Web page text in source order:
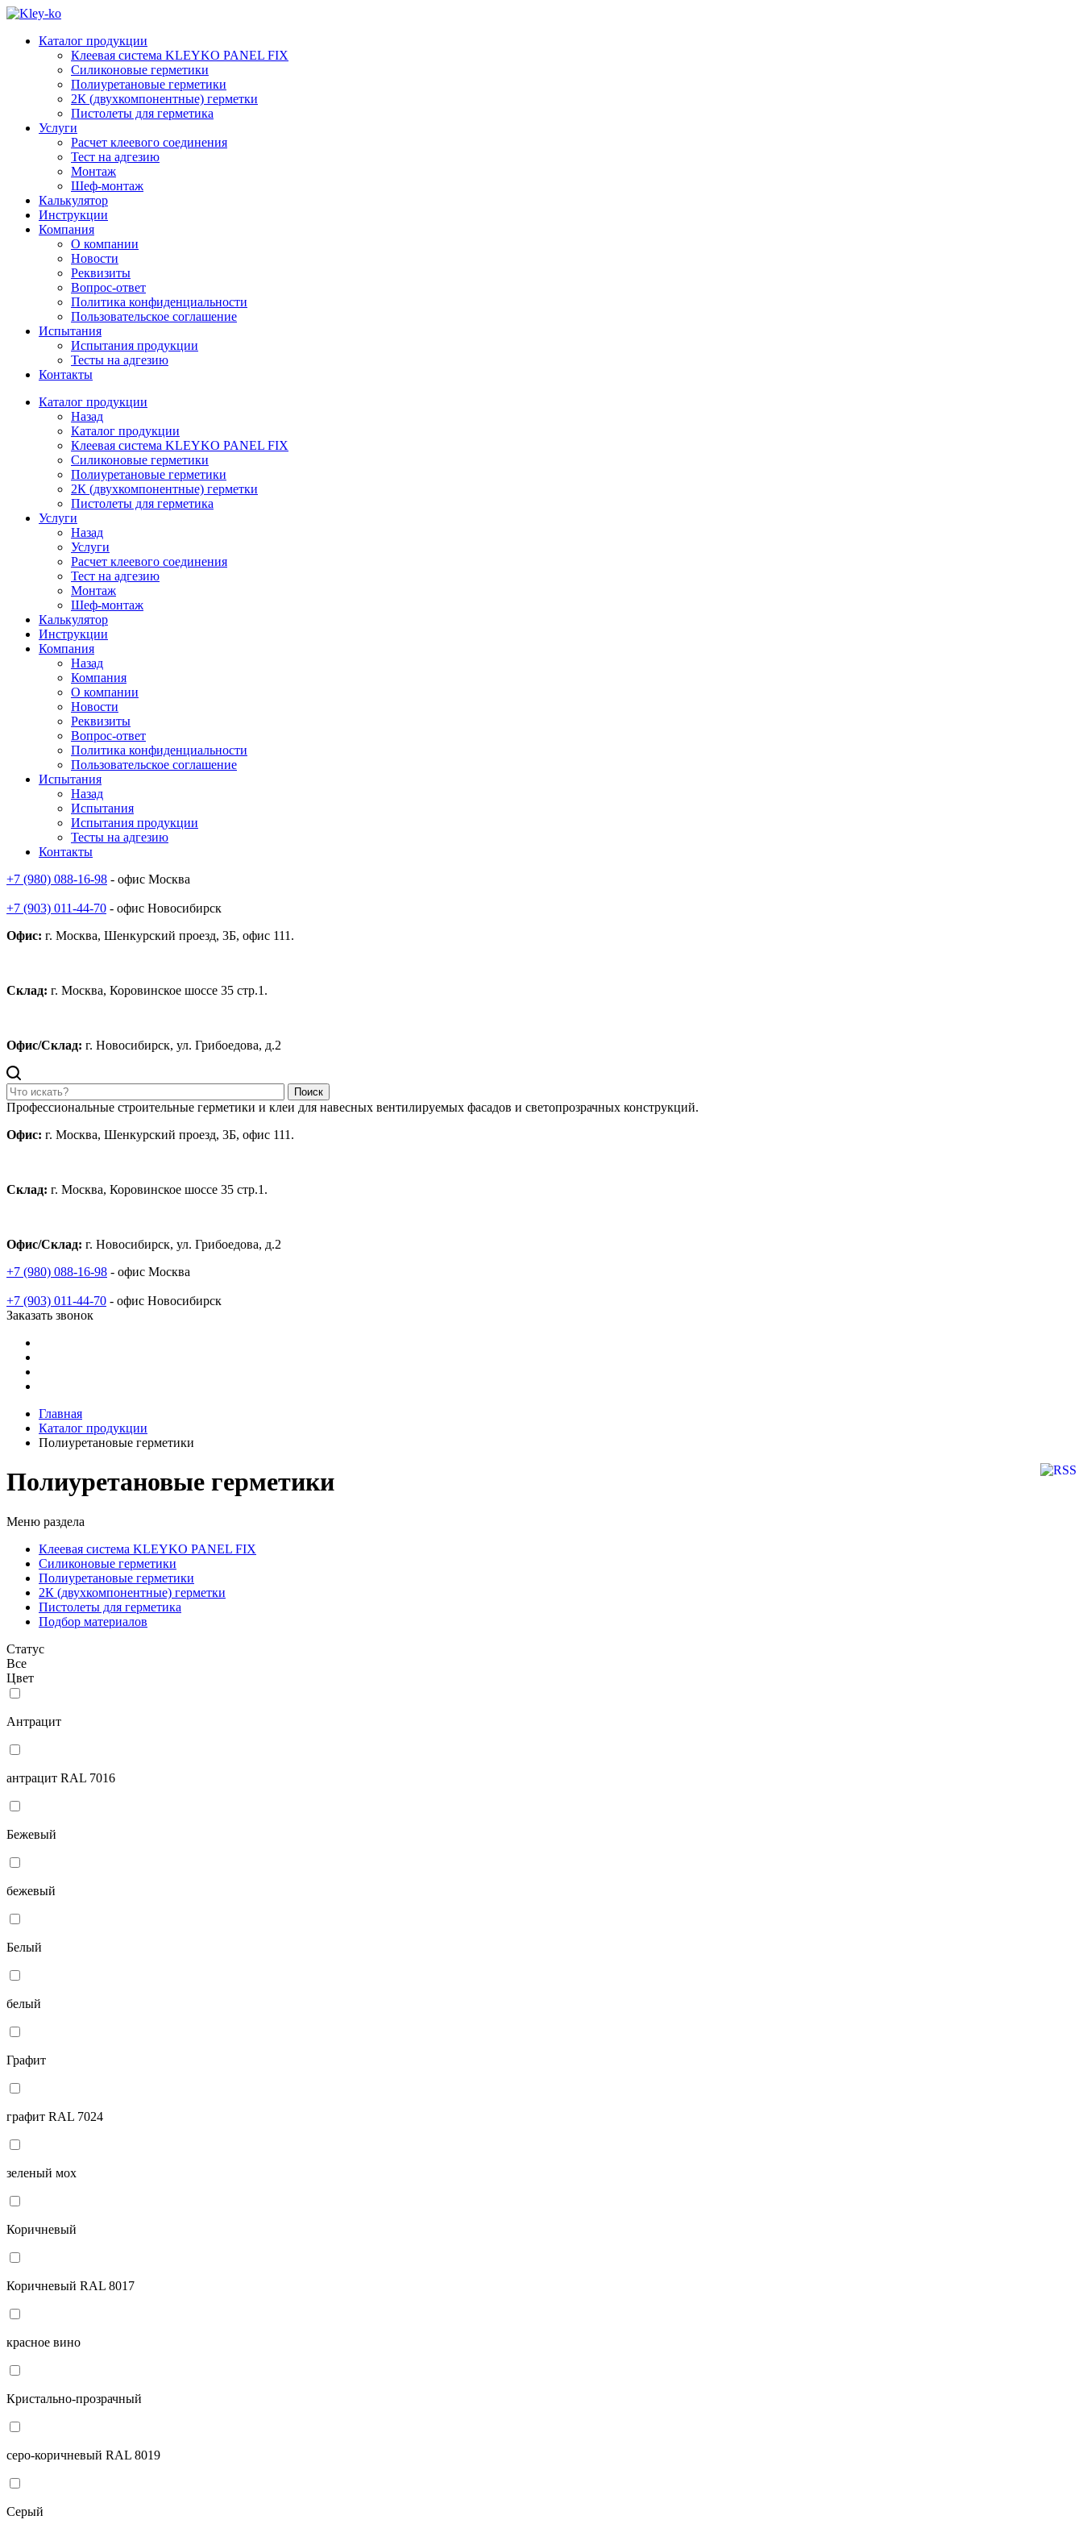
Каталог продукции
Клеевая система KLEYKO PANEL FIX
Силиконовые герметики
Полиуретановые герметики
2К (двухкомпонентные) герметки
Пистолеты для герметика
Услуги
Расчет клеевого соединения
Тест на адгезию
Монтаж
Шеф-монтаж
Калькулятор
Инструкции
Компания
О компании
Новости
Реквизиты
Вопрос-ответ
Политика конфиденциальности
Пользовательское соглашение
Испытания
Испытания продукции
Тесты на адгезию
Контакты
Каталог продукции
Назад
Каталог продукции
Клеевая система KLEYKO PANEL FIX
Силиконовые герметики
Полиуретановые герметики
2К (двухкомпонентные) герметки
Пистолеты для герметика
Услуги
Назад
Услуги
Расчет клеевого соединения
Тест на адгезию
Монтаж
Шеф-монтаж
Калькулятор
Инструкции
Компания
Назад
Компания
О компании
Новости
Реквизиты
Вопрос-ответ
Политика конфиденциальности
Пользовательское соглашение
Испытания
Назад
Испытания
Испытания продукции
Тесты на адгезию
Контакты
+7 (980) 088-16-98 - офис Москва
+7 (903) 011-44-70 - офис Новосибирск
Офис: г. Москва, Шенкурский проезд, 3Б, офис 111.
Склад: г. Москва, Коровинское шоссе 35 стр.1.
Офис/Склад: г. Новосибирск, ул. Грибоедова, д.2
Поиск
Профессиональные строительные герметики и клеи для навесных вентилируемых фасадов и светопрозрачных конструкций.
Офис: г. Москва, Шенкурский проезд, 3Б, офис 111.
Склад: г. Москва, Коровинское шоссе 35 стр.1.
Офис/Склад: г. Новосибирск, ул. Грибоедова, д.2
+7 (980) 088-16-98 - офис Москва
+7 (903) 011-44-70 - офис Новосибирск
Заказать звонок
Главная
Каталог продукции
Полиуретановые герметики
Полиуретановые герметики
Меню раздела
Клеевая система KLEYKO PANEL FIX
Силиконовые герметики
Полиуретановые герметики
2К (двухкомпонентные) герметки
Пистолеты для герметика
Подбор материалов
Статус
Все
Цвет
Антрацит
антрацит RAL 7016
Бежевый
бежевый
Белый
белый
Графит
графит RAL 7024
зеленый мох
Коричневый
Коричневый RAL 8017
красное вино
Кристально-прозрачный
серо-коричневый RAL 8019
Серый